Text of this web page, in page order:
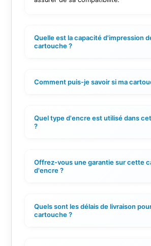
Quelle est la capacité d'impression
cartouche ?
Comment puis-je savoir si ma
Quel type d'encre est utilisé dans
?
Offrez-vous une garantie sur cette
d'encre ?
Quels sont les délais de livraison
cartouche ?